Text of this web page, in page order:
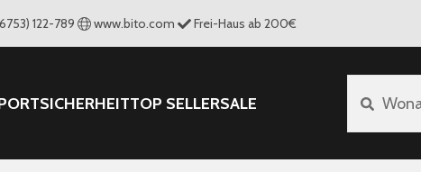
122-789 www.bito.com Frei-Haus ab 200€
SICHERHEITTOP SELLERSALE